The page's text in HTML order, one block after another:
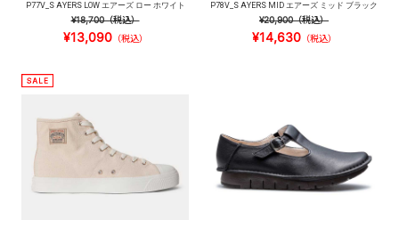
P77V_S AYERS LOW エアーズ ロー ホワイト
¥18,700（税込）
¥13,090（税込）
P78V_S AYERS MID エアーズ ミッド ブラック
¥20,900（税込）
¥14,630（税込）